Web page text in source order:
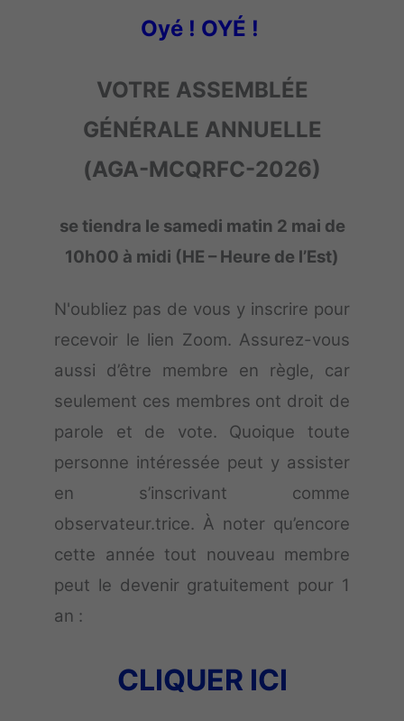
Oyé ! OYÉ !
VOTRE ASSEMBLÉE
GÉNÉRALE ANNUELLE
(AGA-MCQRFC-2026)
se tiendra le samedi matin 2 mai de
10h00 à midi (HE – Heure de l’Est)
N'oubliez pas de vous y inscrire pour
recevoir le lien Zoom. Assurez-vous
aussi d’être membre en règle, car
seulement ces membres ont droit de
parole et de vote. Quoique toute
personne intéressée peut y assister
en s’inscrivant comme
observateur.trice. À noter qu’encore
cette année tout nouveau membre
peut le devenir gratuitement pour 1
an :
CLIQUER ICI